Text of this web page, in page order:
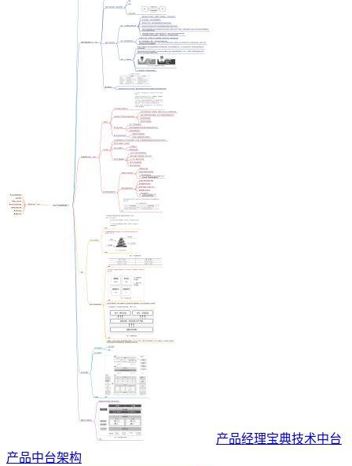
产品经理宝典技术中台
产品中台架构